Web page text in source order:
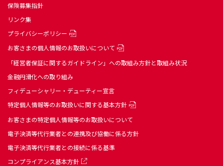
保険募集指針
リンク集
プライバシーポリシー
お客さまの個人情報のお取扱いについて
「経営者保証に関するガイドライン」への取組み方針と取組み状況
金融円滑化への取り組み
フィデューシャリー・デューティー宣言
特定個人情報等のお取扱いに関する基本方針
お客さまの特定個人情報等のお取扱いについて
電子決済等代行業者との連携及び協働に係る方針
電子決済等代行業者との接続に係る基準
コンプライアンス基本方針